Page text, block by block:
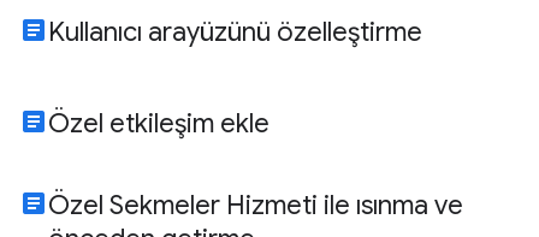
article Kullanıcı arayüzünü özelleştirme
articleÖzel etkileşim ekle
articleÖzel Sekmeler Hizmeti ile ısınma ve